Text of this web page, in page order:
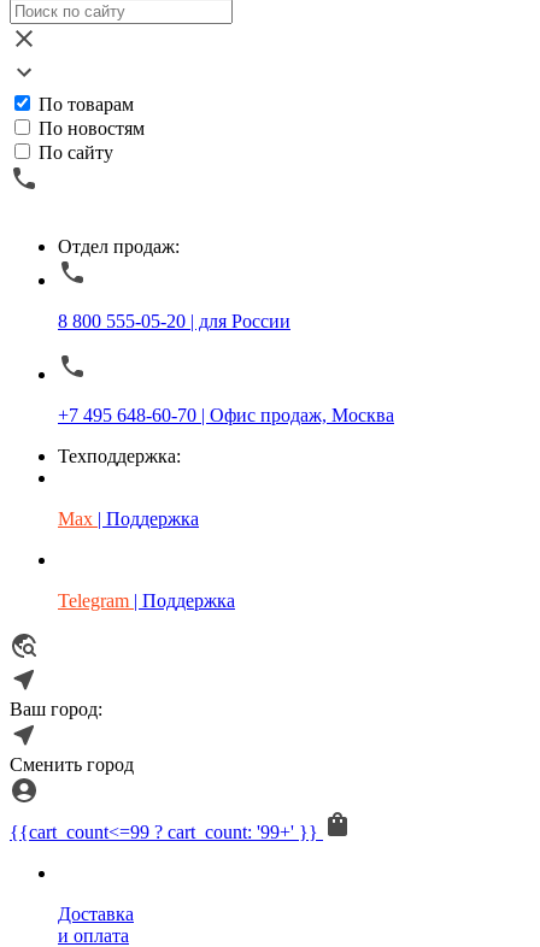
По товарам
По новостям
По сайту
Отдел продаж:
8 800 555-05-20 | для России
+7 495 648-60-70 | Офис продаж, Москва
Техподдержка:
Max | Поддержка
Telegram | Поддержка
Ваш город:
Сменить город
{{cart_count<=99 ? cart_count: '99+' }}
Доставка
и оплата